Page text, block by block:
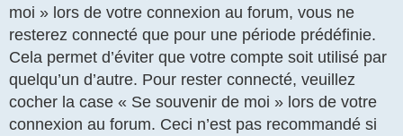
moi » lors de votre connexion au forum, vous ne
resterez connecté que pour une période prédéfinie.
Cela permet d’éviter que votre compte soit utilisé par
quelqu’un d’autre. Pour rester connecté, veuillez
cocher la case « Se souvenir de moi » lors de votre
connexion au forum. Ceci n’est pas recommandé si